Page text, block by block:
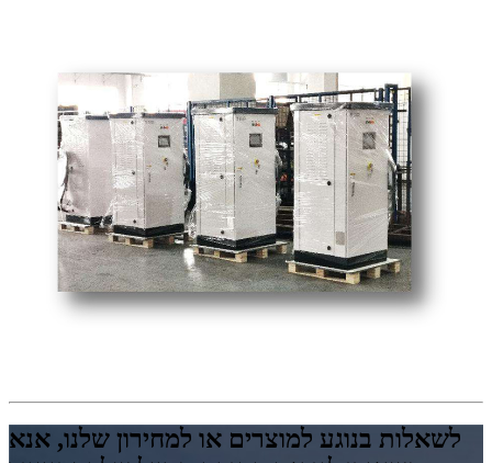
לשאלות בנוגע למוצרים או למחירון שלנו, אנא